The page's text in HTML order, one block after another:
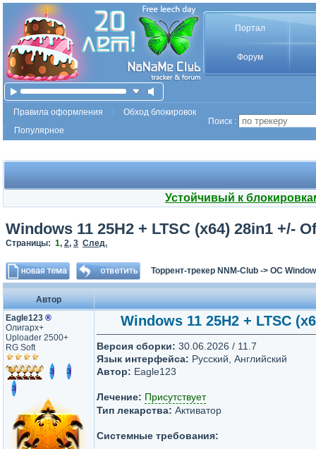
Портал
Форум
Правила оформления
Обход блокировок
Популярное
Поиск :
Устойчивый к
Windows 11 25H2 + LTSC (x64) 28in1 +/-
Страницы: 1, 2, 3 След.
Торрент-трекер NNM-Club -> ОС
Автор
Eagle123 ®
Олигарх+
Uploader 2500+
RG Soft
Windows 11 25H2 + LTSC
Версия сборки: 30.06.2026 / 11.7
Язык интерфейса: Русский, Английский
Автор: Eagle123
Лечение: Присутствует
Тип лекарства: Активатор
Системные требования: